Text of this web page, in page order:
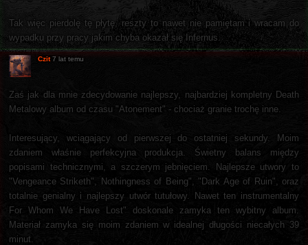
Tak więc pierdolę tę płytę, reszty to nawet nie pamiętam i wracam do
wypadku przy pracy jakim chyba okazał się Infernus.
Czit 7 lat temu
Zaś jak dla mnie zdecydowanie najlepszy, najbardziej kompletny Death
Metalowy album od czasu "Atonement" - chociaż granie trochę inne.
Interesujący, wciągający od pierwszej do ostatniej sekundy. Moim
zdaniem właśnie perfekcyjna produkcja. Świetny balans między
popisami technicznymi, a szczerym jebnięciem. Najlepsze utwory to
"Vengeance Striketh", Nothingness of Being", "Dark Age of Ruin", oraz
totalnie genialny i najlepszy utwór tutułowy. Nawet ten instrumentalny
For Whom We Have Lost" doskonale zamyka ten wybitny album.
Materiał zamyka się moim zdaniem w idealnej długości niecałych 39
minut.